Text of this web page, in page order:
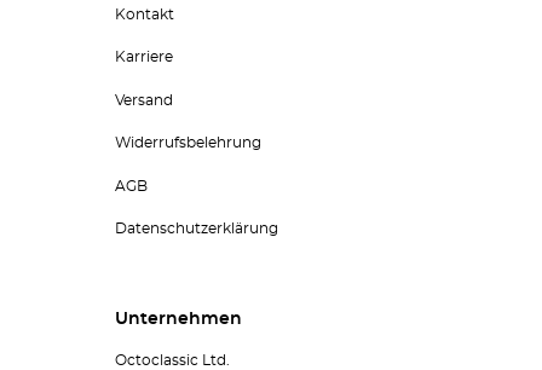
Kontakt
Karriere
Versand
Widerrufsbelehrung
AGB
Datenschutzerklärung
Unternehmen
Octoclassic Ltd.